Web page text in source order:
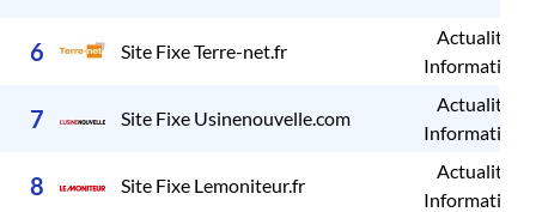
6 Site Fixe Terre-net.fr
Actualités /
Informations
7 Site Fixe Usinenouvelle.com
Actualités /
Informations
8 Site Fixe Lemoniteur.fr
Actualités /
Informations